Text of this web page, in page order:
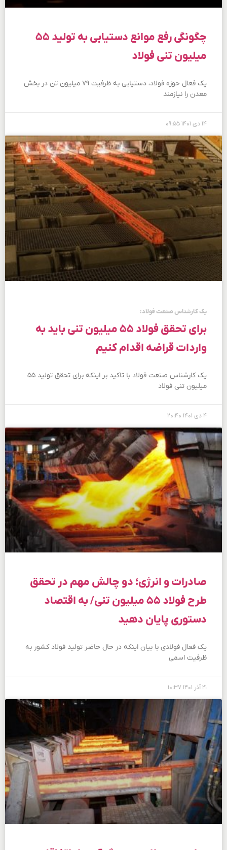
چگونگی رفع موانع دستیابی به تولید ۵۵
میلیون تنی فولاد
یک فعال حوزه فولاد، دستیابی به ظرفیت ۷۹ میلیون تن در بخش
معدن را نیازمند
۱۴ دی ۱۴۰۱ ۰۹:۵۵
یک کارشناس صنعت فولاد:
برای تحقق فولاد ۵۵ میلیون تنی باید به
واردات قراضه اقدام کنیم
یک کارشناس صنعت فولاد با تاکید بر اینکه برای تحقق تولید ۵۵
میلیون تنی فولاد
۴ دی ۱۴۰۱ ۲۰:۴۰
صادرات و انرژی؛ دو چالش مهم در تحقق
طرح فولاد ۵۵ میلیون تنی/ به اقتصاد
دستوری پایان دهید
یک فعال فولادی با بیان اینکه در حال حاضر تولید فولاد کشور به
ظرفیت اسمی
۲۱ آذر ۱۴۰۱ ۱۰:۳۷